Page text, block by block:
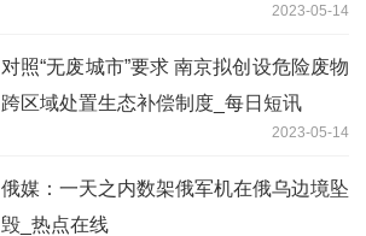
2023-05-14
对照“无废城市”要求 南京拟创设危险废物
跨区域处置生态补偿制度_每日短讯
2023-05-14
俄媒：一天之内数架俄军机在俄乌边境坠
毁_热点在线